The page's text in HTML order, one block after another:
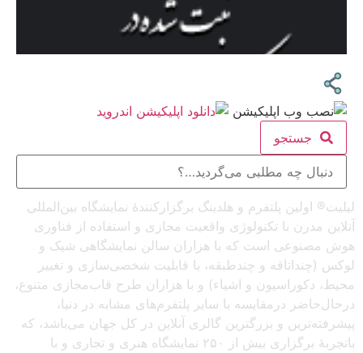
جستجو
لیلیت® اولین پلتفرم و هلدینگ برگزارکنندهٔ نمایشگاه بین‌المللی
آنلاین مدرن با تکنولوژی واقعیت مجازی و استفاده از فناوری
هوش مصنوعی است که با هزاران سالن نمایشگاهی شیک و
لوکس (چنداتاقه و چندطبقه، با قابلیت شخصی‌سازی و تغییر
محیط، دکوراسیون و اشیاء) و با هزاران طرح قاب‌مجازی متنوع،
درحال‌حاضر درمقایسه با سایر پلتفرم‌های مشابه در دنیا،
پیشرفته‌ترین و بزرگترین گالری آنلاین در کل جهان می‌باشد، که
باتجربهٔ برگزاری بیش از ۲۵۰ نمایشگاه هنری و تجاری و با